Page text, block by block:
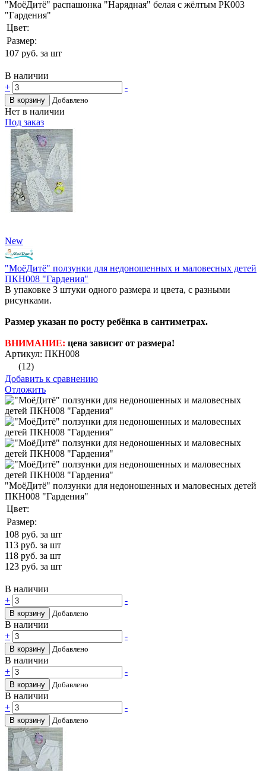
"МоёДитё" распашонка "Нарядная" белая с жёлтым РК003
"Гардения"
Цвет:
Размер:
107 руб. за шт
В наличии
+
-
В корзину Добавлено
Нет в наличии
Под заказ
New
"МоёДитё" ползунки для недоношенных и маловесных детей
ПКН008 "Гардения"
В упаковке 3 штуки одного размера и цвета, с разными
рисунками.
Размер указан по росту ребёнка в сантиметрах.
ВНИМАНИЕ: цена зависит от размера!
Артикул: ПКН008
(12)
Добавить к сравнению
Отложить
"МоёДитё" ползунки для недоношенных и маловесных детей
ПКН008 "Гардения"
Цвет:
Размер:
108 руб. за шт
113 руб. за шт
118 руб. за шт
123 руб. за шт
В наличии
+
-
В корзину Добавлено
В наличии
+
-
В корзину Добавлено
В наличии
+
-
В корзину Добавлено
В наличии
+
-
В корзину Добавлено